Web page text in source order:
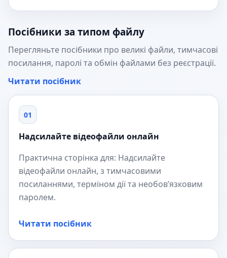
Посібники за типом файлу
Перегляньте посібники про великі файли, тимчасові
посилання, паролі та обмін файлами без реєстрації.
Читати посібник
01
Надсилайте відеофайли онлайн
Практична сторінка для: Надсилайте
відеофайли онлайн, з тимчасовими
посиланнями, терміном дії та необов’язковим
паролем.
Читати посібник